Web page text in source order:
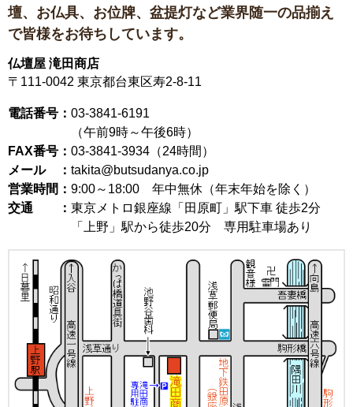
壇、お仏具、お位牌、盆提灯など業界随一の品揃え
で皆様をお待ちしています。
仏壇屋 滝田商店
〒111-0042 東京都台東区寿2-8-11
電話番号： 03-3841-6191
（午前9時～午後6時）
FAX番号： 03-3841-3934（24時間）
メール ： takita@butsudanya.co.jp
営業時間： 9:00～18:00 年中無休（年末年始を除く）
交通 ： 東京メトロ銀座線「田原町」駅下車 徒歩2分
「上野」駅から徒歩20分 専用駐車場あり